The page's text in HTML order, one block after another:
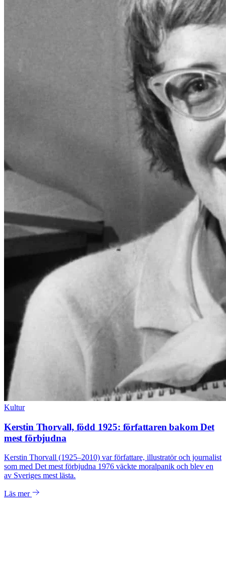
Kultur
Kerstin Thorvall, född 1925: författaren bakom Det
mest förbjudna
Kerstin Thorvall (1925–2010) var författare, illustratör och journalist
som med Det mest förbjudna 1976 väckte moralpanik och blev en
av Sveriges mest lästa.
Läs mer